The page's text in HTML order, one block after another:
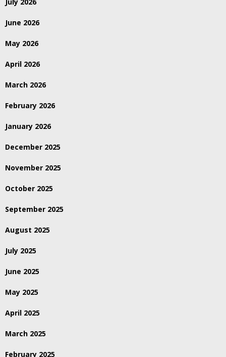
June 2026
May 2026
April 2026
March 2026
February 2026
January 2026
December 2025
November 2025
October 2025
September 2025
August 2025
July 2025
June 2025
May 2025
April 2025
March 2025
February 2025